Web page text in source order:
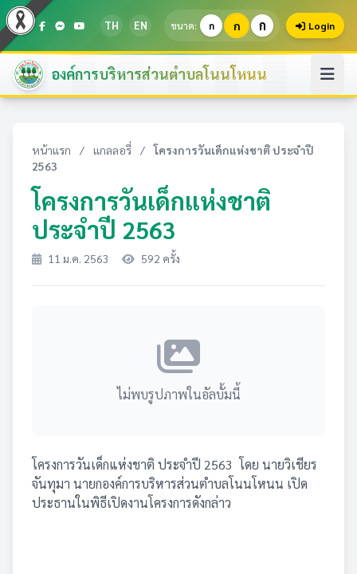
TH EN ขนาด: ก ก ก Login
องค์การบริหารส่วนตำบลโนนโหนน
หน้าแรก / แกลลอรี่ /
โครงการวันเด็กแห่งชาติ ประจำปี
2563
โครงการวันเด็กแห่งชาติ
ประจำปี 2563
11 ม.ค. 2563 592 ครั้ง
ไม่พบรูปภาพในอัลบั้มนี้
โครงการวันเด็กแห่งชาติ ประจำปี 2563 โดย นายวิเชียร
จันทุมา นายกองค์การบริหารส่วนตำบลโนนโหนน เปิด
ประธานในพิธีเปิดงานโครงการดังกล่าว